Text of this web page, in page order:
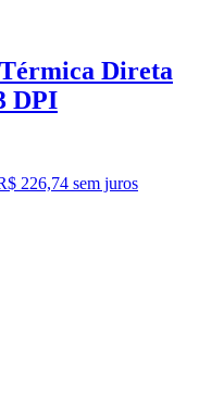
Direta
DPI
226,74 sem juros